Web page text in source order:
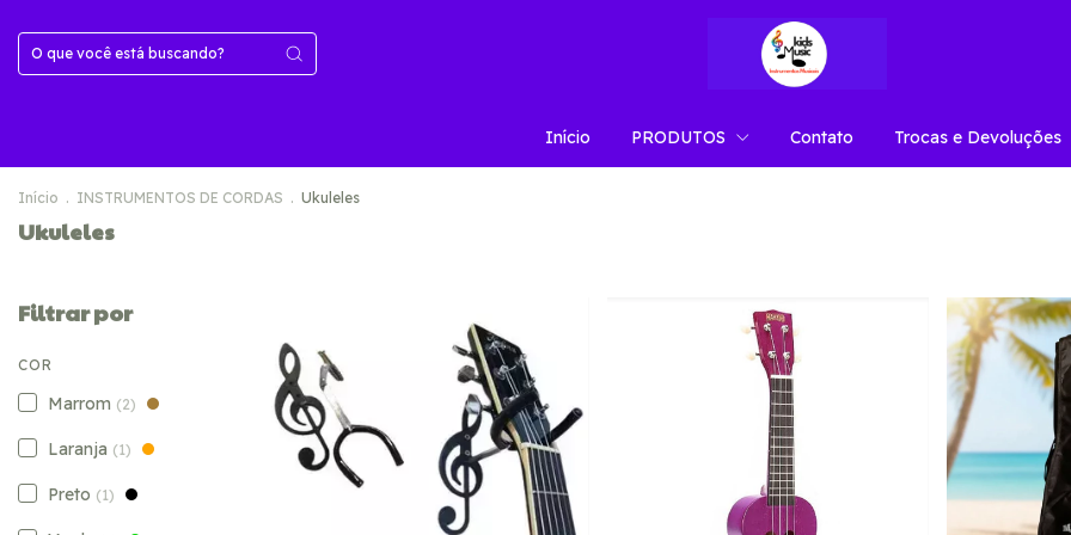
Início PRODUTOS Contato Trocas e Devoluções
Início . INSTRUMENTOS DE CORDAS . Ukuleles
Ukuleles
Filtrar por
COR
Marrom (2)
Laranja (1)
Preto (1)